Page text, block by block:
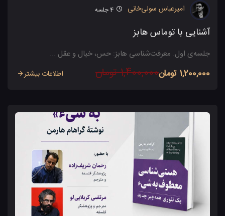
امیرعباس سولی‌خانی 4جلسه
آشنایی با توماس هابز
جلسه‌ی اول. معرفت‌شناسی هابز: حس، خیال و عقل ...
1,200,000 تومان 1,400,000 تومان اطلاعات بیشتر